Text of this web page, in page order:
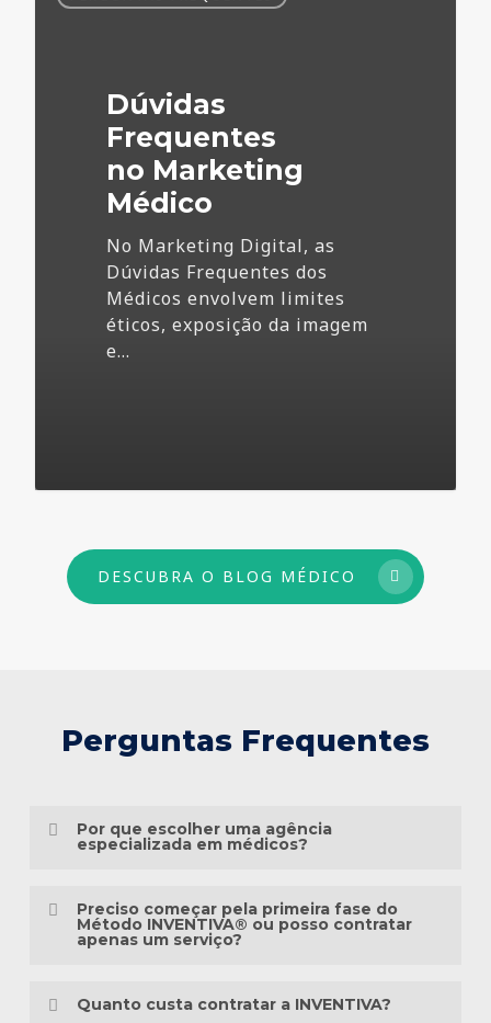
Dúvidas
Frequentes
no Marketing
Médico
No Marketing Digital, as
Dúvidas Frequentes dos
Médicos envolvem limites
éticos, exposição da imagem
e…
DESCUBRA O BLOG MÉDICO
Perguntas Frequentes
Por que escolher uma agência
especializada em médicos?
mais do que conhecimento em publicidade.
paciente, as particularidades das
Preciso começar pela primeira fase do
Método INVENTIVA® ou posso contratar
apenas um serviço?
Quanto custa contratar a INVENTIVA?